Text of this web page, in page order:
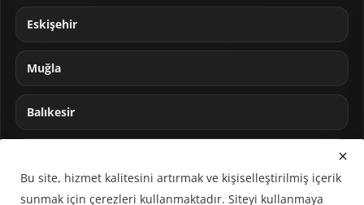
Eskişehir
Muğla
Balıkesir
Bu site, hizmet kalitesini artırmak ve kişiselleştirilmiş içerik
sunmak için çerezleri kullanmaktadır. Siteyi kullanmaya